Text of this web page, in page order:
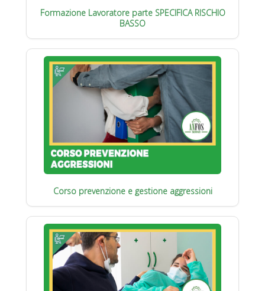
Formazione Lavoratore parte SPECIFICA RISCHIO
BASSO
Corso prevenzione e gestione aggressioni